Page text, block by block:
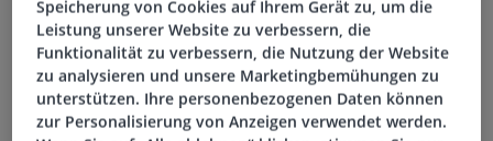
Du organisierst Materialversorgung, Abtransport
fertiger Produkte und Entsorgung
Du unterstützt verschiedene Bereiche der
Oberflächentechnik und hältst Sicherheitsvorschriften
ein
Speicherung von Cookies auf Ihrem Gerät zu, um die
Leistung unserer Website zu verbessern, die
Funktionalität zu verbessern, die Nutzung der Website
zu analysieren und unsere Marketingbemühungen zu
unterstützen. Ihre personenbezogenen Daten können
zur Personalisierung von Anzeigen verwendet werden.